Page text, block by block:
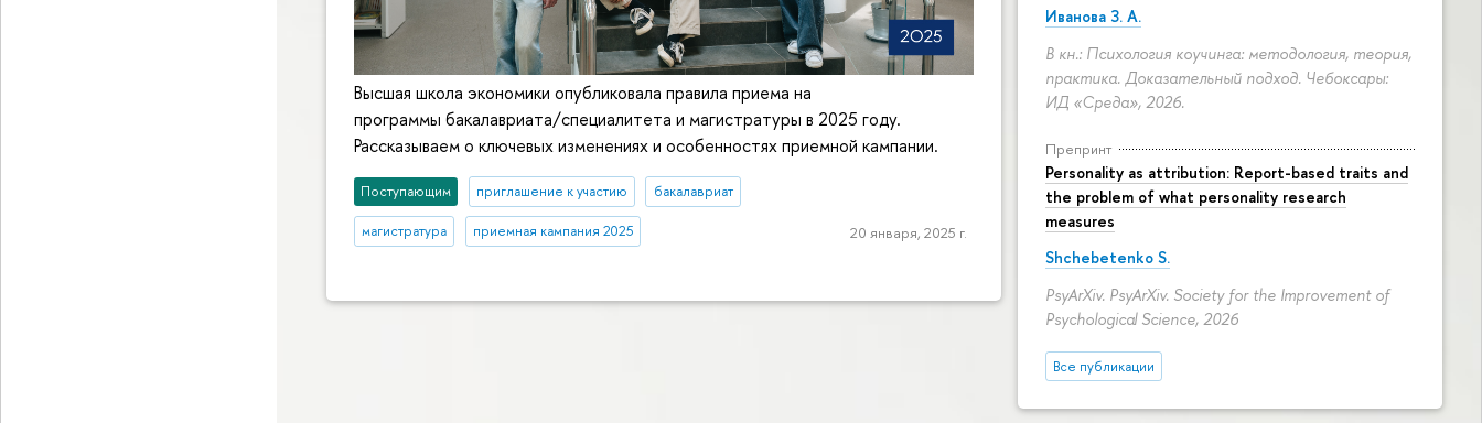
Иванова З. А.
В кн.: Психология коучинга: методология, теория,
практика. Доказательный подход. Чебоксары:
ИД «Среда», 2026.
Препринт
Personality as attribution: Report-based traits and
the problem of what personality research
measures
Shchebetenko S.
PsyArXiv. PsyArXiv. Society for the Improvement of
Psychological Science, 2026
Все публикации
Высшая школа экономики опубликовала правила приема на
программы бакалавриата/специалитета и магистратуры в 2025 году.
Рассказываем о ключевых изменениях и особенностях приемной кампании.
Поступающим приглашение к участию бакалавриат
магистратура приемная кампания 2025 20 января, 2025 г.